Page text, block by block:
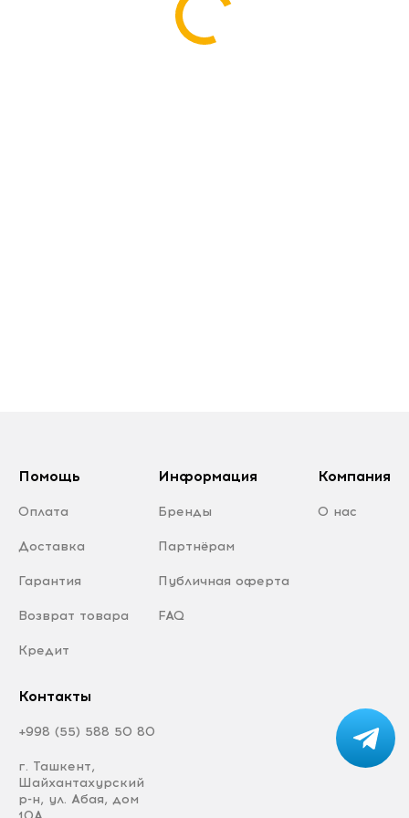
Помощь
Оплата
Доставка
Гарантия
Возврат товара
Кредит
Информация
Бренды
Партнёрам
Публичная оферта
FAQ
Компания
О нас
Контакты
+998 (55) 588 50 80
г. Ташкент,
Шайхантахурский
р-н, ул. Абая, дом